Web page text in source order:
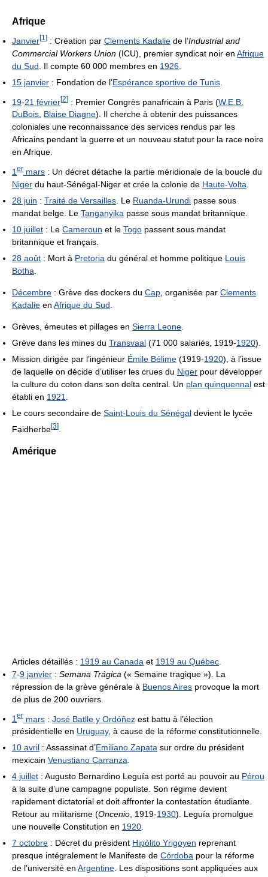
Afrique
Janvier[1 ] : Création par Clements Kadalie de l’Industrial and
Commercial Workers Union (ICU), premier syndicat noir en Afrique
du Sud . Il compte 60 000 membres en 1926
15 janvier : Fondation de l'Espérance sportive de Tunis
19-21 février[2] : Premier Congrès panafricain à Paris (W.E.B.
DuBois, Blaise Diagne). Il cherche à obtenir des puissances
coloniales une reconnaissance des services rendus par les
Africains pendant la guerre et un nouveau statut pour la race noire
en Afrique.
1 er mars : Un décret détache la partie méridionale de la boucle du
Niger du haut-Sénégal-Niger et crée la colonie de Haute-Volta
28 juin : Traité de Versailles . Le Ruanda-Urundi passe sous
mandat belge. Le Tanganyika passe sous mandat britannique.
10 juillet : Le Cameroun et le Togo passent sous mandat
britannique et français.
28 août : Mort à Pretoria du général et homme politique Louis
Botha
Décembre : Grève des dockers du Cap , organisée par Clements
Kadalie en Afrique du Sud
Grèves, émeutes et pillages en Sierra Leone
Grève dans les mines du Transvaal (71 000 salariés, 1919-1920).
Mission dirigée par l’ingénieur Émile Bélime (1919-1920), à l’issue
de laquelle on décide d’utiliser les crues du Niger pour développer
la culture du coton dans son delta central. Un plan quinquennal est
établi en 1921
Le cours secondaire de Saint-Louis du Sénégal devient le lycée
Faidherbe[3]
Amérique
Articles détaillés : 1919 au Canada et 1919 au Québec
7-9 janvier : Semana Trágica (« Semaine tragique »). La
répression de la grève générale à Buenos Aires provoque la mort
de plus de 200 ouvriers.
1er mars : José Batlle y Ordóñez est battu à l’élection
présidentielle en Uruguay, à cause de la réforme constitutionnelle.
10 avril : Assassinat d’Emiliano Zapata sur ordre du président
mexicain Venustiano Carranza.
4 juillet : Augusto Bernardino Leguía est porté au pouvoir au Pérou
à la suite d’une campagne populiste. Son régime devient
rapidement dictatorial et doit affronter la contestation étudiante.
Retour au militarisme (Oncenio, 1919-1930). Leguía promulgue
une nouvelle Constitution en 1920.
7 octobre : Décret du président Hipólito Yrigoyen reprenant
presque intégralement le Manifeste de Córdoba pour la réforme
de l’université en Argentine. Les dispositions sont appliquées aux